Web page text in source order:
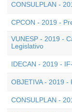
CONSULPLAN -
CPCON - 2019 -
VUNESP - 2019 -
Legislativo
IDECAN - 2019 -
OBJETIVA - 2019
CONSULPLAN -